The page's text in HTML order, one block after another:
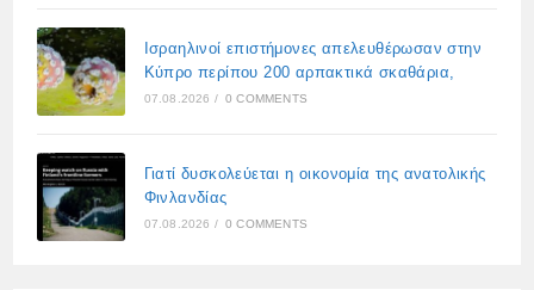
Ισραηλινοί επιστήμονες απελευθέρωσαν στην
Κύπρο περίπου 200 αρπακτικά σκαθάρια,
07.08.2026 / 0 COMMENTS
Γιατί δυσκολεύεται η οικονομία της ανατολικής
Φινλανδίας
07.08.2026 / 0 COMMENTS